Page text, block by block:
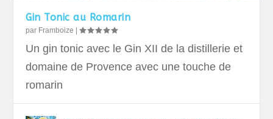
Gin Tonic au Romarin
par Framboize |
Un gin tonic avec le Gin XII de la distillerie et
domaine de Provence avec une touche de
romarin